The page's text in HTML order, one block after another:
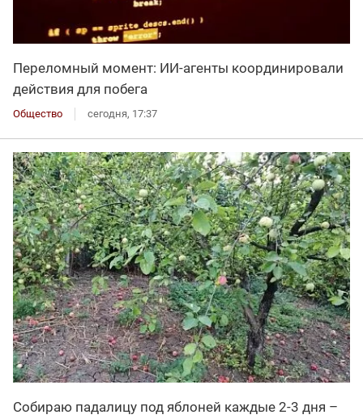
Переломный момент: ИИ-агенты координировали
действия для побега
Общество сегодня, 17:37
Собираю падалицу под яблоней каждые 2-3 дня –